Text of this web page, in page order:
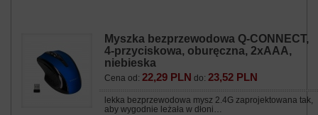
Myszka bezprzewodowa Q-CONNECT,
4-przyciskowa, oburęczna, 2xAAA,
niebieska
Cena od: 22,29 PLN do: 23,52 PLN
lekka bezprzewodowa mysz 2.4G zaprojektowana tak,
aby wygodnie leżała w dłoni…